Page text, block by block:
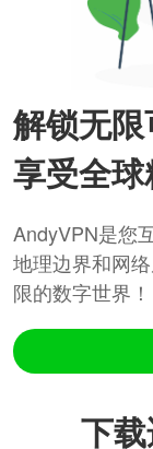
解锁无限
享受全球
AndyVPN是您
地理边界和网
限的数字世界！
下